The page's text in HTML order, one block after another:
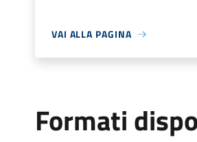
VAI ALLA PAGINA
Formati